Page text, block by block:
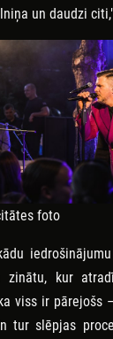
un daudzi
foto
zinātu, kur
viss ir pārejošs
tur slēpjas